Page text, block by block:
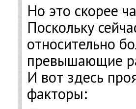
Но это скорее
Поскольку
относительно
превышающие
И вот здесь
факторы: